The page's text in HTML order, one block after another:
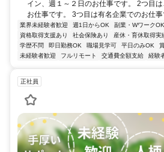
イン、週１～２日のお仕事です。 2つ目
お仕事です。 3つ目は有名企業でのお仕事
業界未経験者歓迎 週1日からOK 副業・WワークOK
資格取得支援あり
社会保険あり 産休・育休取得実
学歴不問
即日勤務OK 職場見学可 平日のみOK
未経験者歓迎
フルリモート 交通費全額支給 経験
正社員